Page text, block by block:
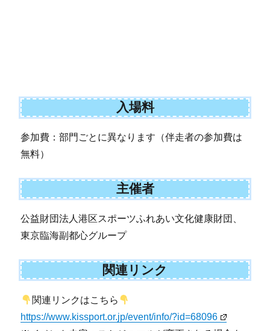
入場料
参加費：部門ごとに異なります（伴走者の参加費は
無料）
主催者
公益財団法人港区スポーツふれあい文化健康財団、
東京臨海副都心グループ
関連リンク
関連リンクはこちら
https://www.kissport.or.jp/event/info/?id=68096